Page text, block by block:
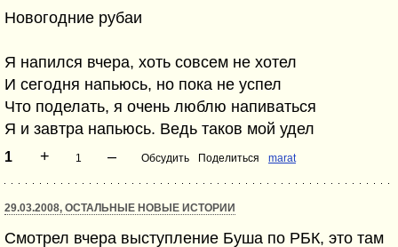
Новогодние рубаи
Я напился вчера, хоть совсем не хотел
И сегодня напьюсь, но пока не успел
Что поделать, я очень люблю напиваться
Я и завтра напьюсь. Ведь таков мой удел
1 + 1 – Обсудить Поделиться marat
29.03.2008, ОСТАЛЬНЫЕ НОВЫЕ ИСТОРИИ
Смотрел вчера выступление Буша по РБК, это там